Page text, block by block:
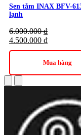
Sen tắm INAX BFV-
lạnh
6.000.000₫
4.500.000 ₫
Mua hàng